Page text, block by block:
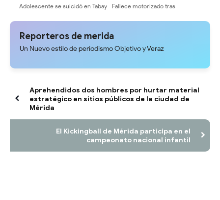
Adolescente se suicidó en Tabay
Fallece motorizado tras
avenida Las Américas de Mérida
Reporteros de merida
Un Nuevo estilo de periodismo Objetivo y Veraz
Aprehendidos dos hombres por hurtar material
estratégico en sitios públicos de la ciudad de
Mérida
El Kickingball de Mérida participa en el
campeonato nacional infantil